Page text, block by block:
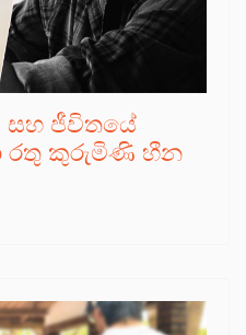
සහ ජීවිතයේ
රතු කුරුමිණි හීන